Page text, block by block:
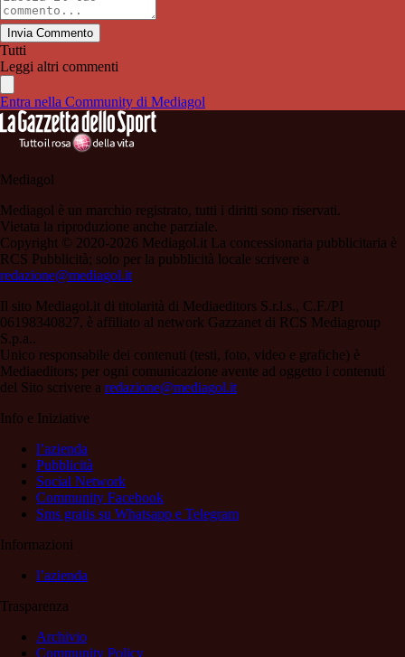
Invia Commento
Tutti
Leggi altri commenti
Entra nella Community di Mediagol
Mediagol
Mediagol è un marchio registrato, tutti i diritti sono riservati.
Vietata la riproduzione anche parziale.
Copyright © 2020-2026 Mediagol.it La concessionaria pubblicitaria è
RCS Pubblicità; solo per la pubblicità locale scrivere a
redazione@mediagol.it
Il sito Mediagol.it di titolarità di Mediaeditors S.r.l.s., C.F./PI
06198340827, è affiliato al network Gazzanet di RCS Mediagroup
S.p.a..
Unico responsabile dei contenuti (testi, foto, video e grafiche) è
Mediaeditors; per ogni comunicazione avente ad oggetto i contenuti
del Sito scrivere a redazione@mediagol.it
Info e Iniziative
l’azienda
Pubblicità
Social Network
Community Facebook
Sms gratis su Whatsapp e Telegram
Informazioni
l’azienda
Trasparenza
Archivio
Community Policy